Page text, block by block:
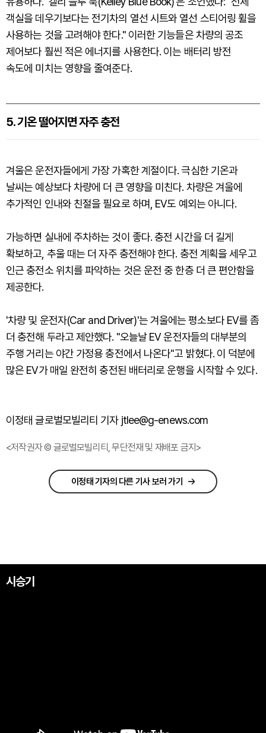
객실을 데우기보다는 전기차의 열선 시트와 열선 스티어링 휠을
사용하는 것을 고려해야 한다." 이러한 기능들은 차량의 공조
제어보다 훨씬 적은 에너지를 사용한다. 이는 배터리 방전
속도에 미치는 영향을 줄여준다.
5. 기온 떨어지면 자주 충전
겨울은 운전자들에게 가장 가혹한 계절이다. 극심한 기온과
날씨는 예상보다 차량에 더 큰 영향을 미친다. 차량은 겨울에
추가적인 인내와 친절을 필요로 하며, EV도 예외는 아니다.
가능하면 실내에 주차하는 것이 좋다. 충전 시간을 더 길게
확보하고, 추울 때는 더 자주 충전해야 한다. 충전 계획을 세우고
인근 충전소 위치를 파악하는 것은 운전 중 한층 더 큰 편안함을
제공한다.
'차량 및 운전자(Car and Driver)'는 겨울에는 평소보다 EV를 좀
더 충전해 두라고 제안했다. "오늘날 EV 운전자들의 대부분의
주행 거리는 야간 가정용 충전에서 나온다"고 밝혔다. 이 덕분에
많은 EV가 매일 완전히 충전된 배터리로 운행을 시작할 수 있다.
이정태 글로벌모빌리티 기자 jtlee@g-enews.com
<저작권자 © 글로벌모빌리티, 무단전재 및 재배포 금지>
이정태 기자의 다른 기사 보러 가기
시승기